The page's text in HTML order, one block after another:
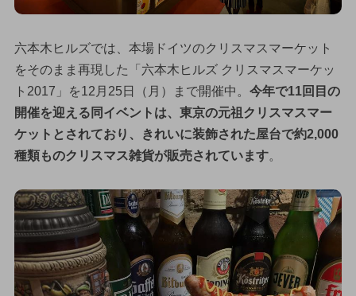
六本木ヒルズでは、本場ドイツのクリスマスマーケット
をそのまま再現した「六本木ヒルズ クリスマスマーケッ
ト2017」を12月25日（月）まで開催中。 今年で11回目の
開催を迎える同イベントは、東京の元祖クリスマスマー
ケットとされており、きれいに装飾された屋台で約2,000
種類ものクリスマス雑貨が販売されています。